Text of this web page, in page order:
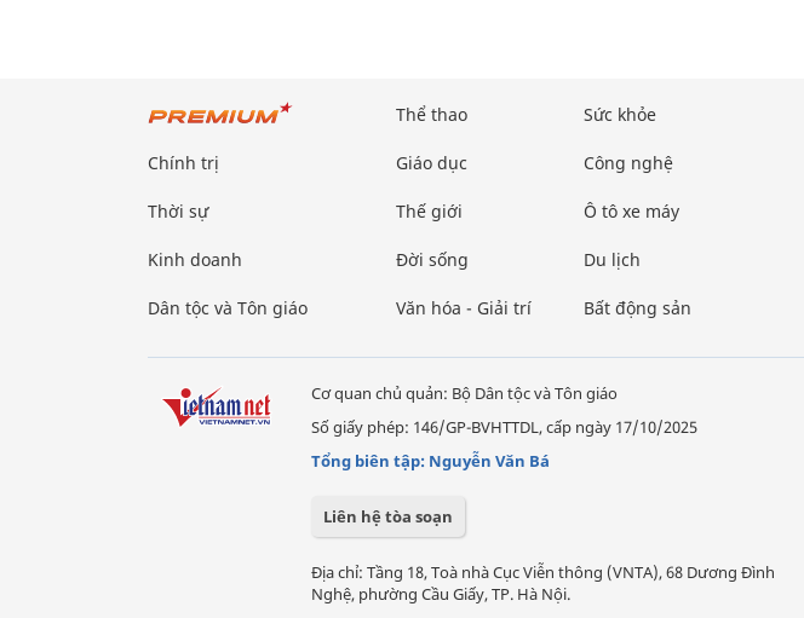
Chính trị
Thời sự
Kinh doanh
Dân tộc và Tôn giáo
Thể thao
Giáo dục
Thế giới
Đời sống
Văn hóa - Giải trí
Sức khỏe
Công nghệ
Ô tô xe máy
Du lịch
Bất động sản
Cơ quan chủ quản: Bộ Dân tộc và Tôn giáo
Số giấy phép: 146/GP-BVHTTDL, cấp ngày 17/10/2025
Tổng biên tập: Nguyễn Văn Bá
Liên hệ tòa soạn
Địa chỉ: Tầng 18, Toà nhà Cục Viễn thông (VNTA), 68 Dương Đình
Nghệ, phường Cầu Giấy, TP. Hà Nội.